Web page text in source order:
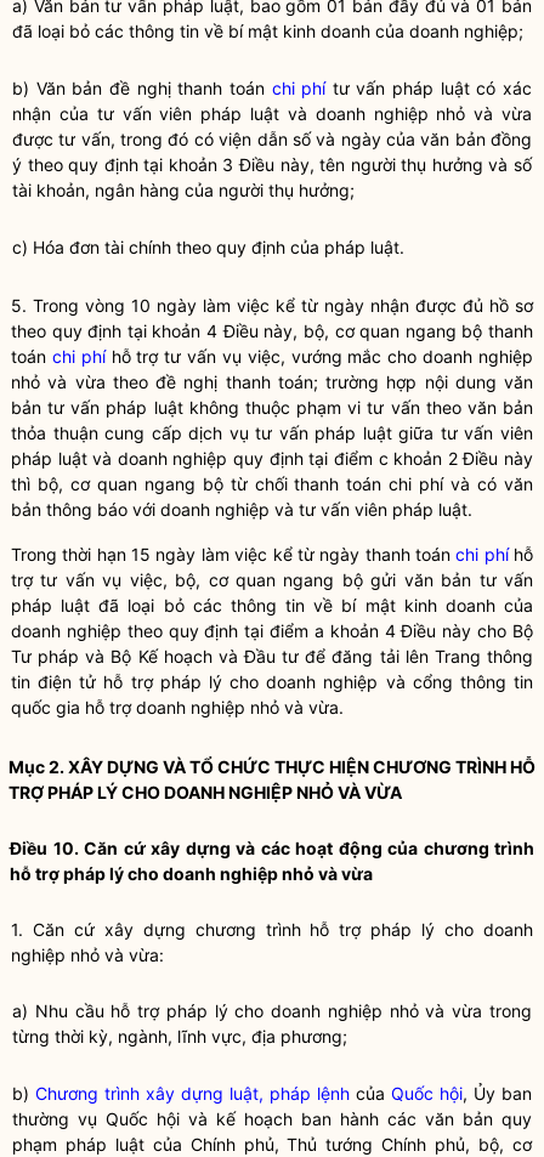
a) Văn bản tư vấn pháp luật, bao gồm 01 bản đầy đủ và 01 bản
đã loại bỏ các thông tin về bí mật kinh doanh của doanh nghiệp;
b) Văn bản đề nghị thanh toán chi phítư vấn pháp luậtcó xác
nhận của tư vấn viên pháp luật và doanh nghiệp nhỏ và vừa
được tư vấn, trong đó có viện dẫn số và ngày của văn bản đồng
ý theo quy định tại khoản 3 Điều này, tên người thụ hưởng và số
tài khoản, ngân hàng của người thụ hưởng;
c) Hóa đơn tài chính theo quy định của pháp luật.
5. Trong vòng 10 ngày làm việc kể từ ngày nhận được đủ hồ sơ
theo quy định tại khoản 4 Điều này, bộ, cơ quan ngang bộ thanh
toán chi phíhỗ trợ tư vấn vụ việc, vướng mắc cho doanh nghiệp
nhỏ và vừa theo đề nghị thanh toán; trường hợp nội dung văn
bản tư vấn pháp luậtkhông thuộc phạm vi tư vấn theo văn bản
thỏa thuận cung cấp dịch vụ tư vấn pháp luậtgiữa tư vấn viên
pháp luậtvà doanh nghiệp quy định tại điểm c khoản 2 Điều này
thì bộ, cơ quan ngang bộtừ chối thanh toánchi phívà có văn
bản thông báo với doanh nghiệp và tư vấn viên pháp luật.
Trong thời hạn 15 ngày làm việc kể từ ngày thanh toánchi phíhỗ
trợ tư vấn vụ việc, bộ, cơ quan ngang bộgửi văn bản tư vấn
pháp luật đã loại bỏ các thông tin về bí mật kinh doanh của
doanh nghiệp theo quy định tại điểm a khoản 4 Điều này cho Bộ
Tư pháp và Bộ Kế hoạch và Đầu tư để đăng tải lên Trang thông
tin điện tử hỗ trợ pháp lý cho doanh nghiệp và cổng thông tin
quốc gia hỗ trợ doanh nghiệp nhỏ và vừa.
Mục 2. XÂY DỰNG VÀ TỔ CHỨC THỰC HIỆN CHƯƠNG TRÌNHHỖ
TRỢ PHÁP LÝ CHO DOANH NGHIỆP NHỎ VÀ VỪA
Điều 10. Căn cứ xây dựng và các hoạt động của chương trình
hỗ trợ pháp lý cho doanh nghiệp nhỏ và vừa
1. Căn cứ xây dựng chương trình hỗ trợ pháp lý cho doanh
nghiệp nhỏ và vừa:
a) Nhu cầu hỗ trợ pháp lý cho doanh nghiệp nhỏ và vừa trong
từng thời kỳ, ngành, lĩnh vực, địa phương;
b) Chương trình xây dựng luật, pháp lệnh của Quốc hội, Ủy ban
thường vụ Quốc hội và kế hoạch ban hành các văn bản quy
phạm pháp luật của Chính phủ, Thủ tướng Chính phủ, bộ, cơ